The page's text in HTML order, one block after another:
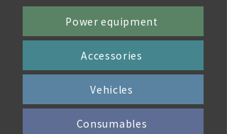
Consumables
Vehicles
Accessories
Power equipment